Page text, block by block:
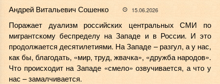
Андрей Витальевич Сошенко 15.06.2026
Поражает дуализм российских центральных СМИ по
мигрантскому беспределу на Западе и в России. И это
продолжается десятилетиями. На Западе – разгул, а у нас,
как бы, благодать, «мир, труд, жвачка», «дружба народов».
Что происходит на Западе «смело» озвучивается, а что у
нас – замалчивается.